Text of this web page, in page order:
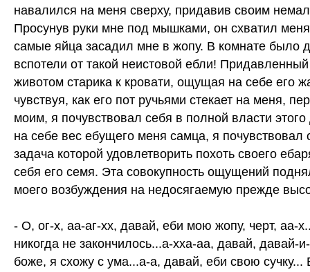
навалился на меня сверху, придавив своим
Просунув руки мне под мышками, он схватил
самые яйца засадил мне в жопу. В комнате было
вспотели от такой неистовой ебли!
животом старика к кровати, ощущая на себе его
чувствуя, как его пот ручьями стекает на меня,
моим, я почувствовал себя в полной власти
на себе вес ебущего меня самца, я почувствовал
задача которой удовлетворить похоть своего
себя его семя. Эта совокупность ощущений
моего возбуждения на недосягаемую прежде
- О, ог-х, аа-аг-хх, давай, еби мою жопу, черт, аа-
никогда не закончилось...а-хха-аа, давай,
боже, я схожу с ума...а-а, давай, еби свою